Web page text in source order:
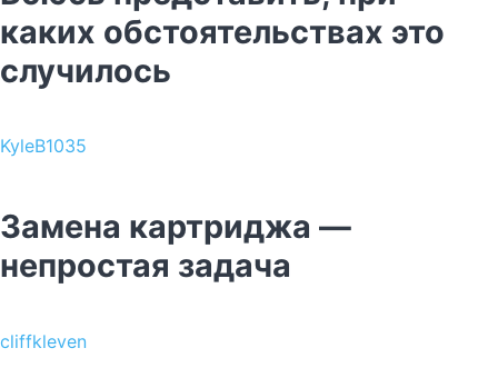
каких обстоятельствах это
случилось
KyleB1035
Замена картриджа —
непростая задача
cliffkleven